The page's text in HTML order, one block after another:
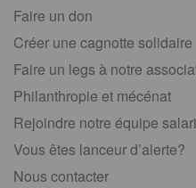
Faire un don
Créer une cagnotte solidaire
Faire un legs à notre
Philanthropie et mécénat
Rejoindre notre équipe
Vous êtes lanceur d’alerte?
Nous contacter